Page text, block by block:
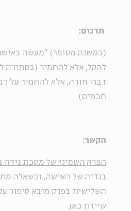
תרגום:
(במשנה מסופר) "מעשה
להקל, אלא להחמיר (בסתירה
דברי תורה, אלא להחמיר על
חכמים).
הקשר:
הפרק השמיני של מסכת נידה
בגדיה של האישה, ובשאלה
השלישית בפרק מובא סיפור
שיידון כאן.